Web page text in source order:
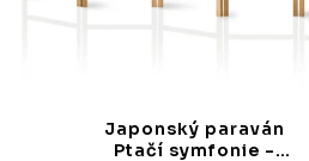
Japonský paraván
Ptačí symfonie -